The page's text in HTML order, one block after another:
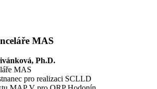
MAS
Ph.D.
MAS
pro realizaci SCLLD